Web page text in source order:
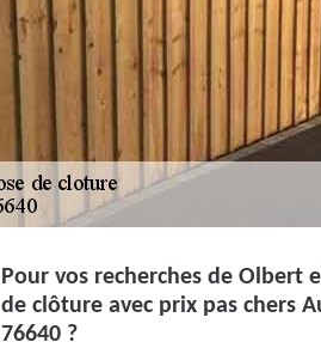
Pour vos recherches de Olbert
de clôture avec prix pas chers
76640 ?